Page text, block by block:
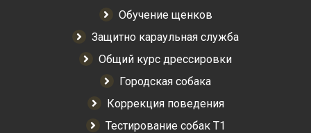
Обучение щенков
Защитно караульная служба
Общий курс дрессировки
Городская собака
Коррекция поведения
Тестирование собак Т1